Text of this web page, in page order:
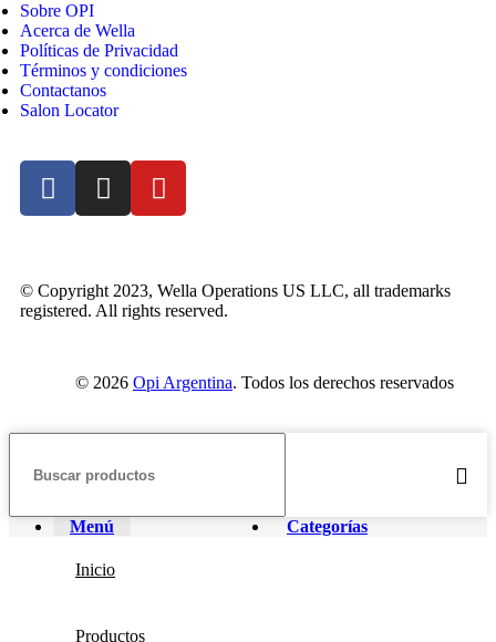
Sobre OPI
Acerca de Wella
Políticas de Privacidad
Términos y condiciones
Contactanos
Salon Locator
© Copyright 2023, Wella Operations US LLC, all trademarks
registered. All rights reserved.
© 2026 Opi Argentina. Todos los derechos reservados
Menú Categorías
Inicio
Productos